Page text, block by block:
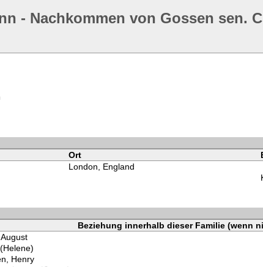
- Nachkommen von Gossen sen.
Ort
London, England
Beziehung innerhalb dieser Familie (wenn
Henry